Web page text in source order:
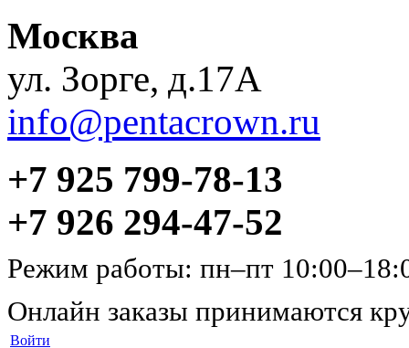
Москва
ул. Зорге, д.17А
info@pentacrown.ru
+7 925 799-78-13
+7 926 294-47-52
Режим работы: пн–пт
Онлайн заказы принимаются
Войти